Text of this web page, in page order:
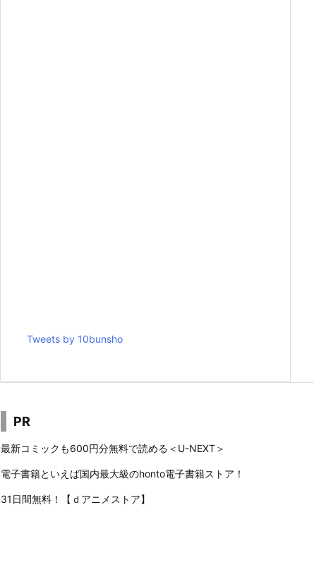
Tweets by 10bunsho
PR
最新コミックも600円分無料で読める＜U-NEXT＞
電子書籍といえば国内最大級のhonto電子書籍ストア！
31日間無料！【ｄアニメストア】